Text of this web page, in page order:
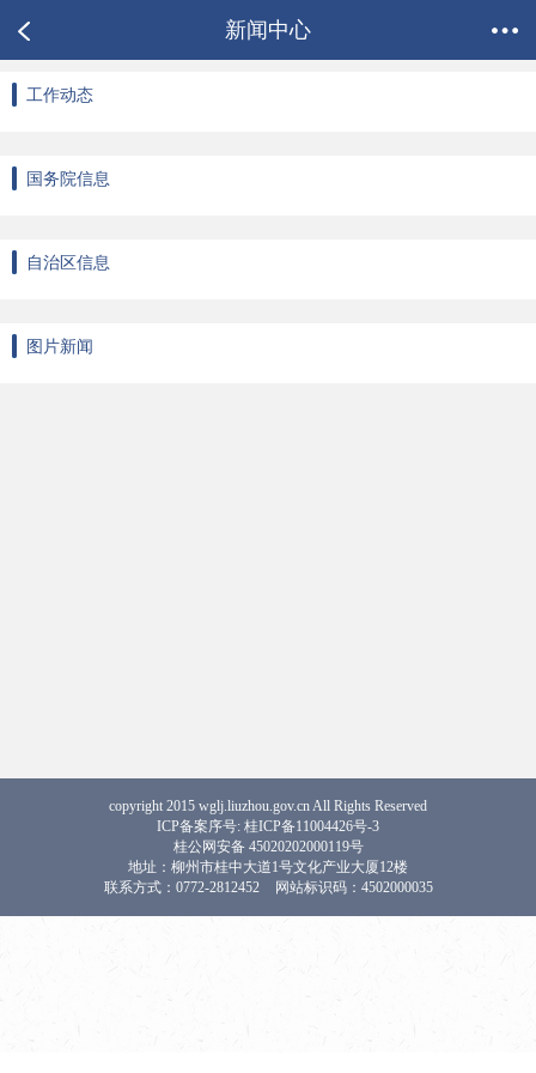
新闻中心
工作动态
国务院信息
自治区信息
图片新闻
copyright 2015 wglj.liuzhou.gov.cn All Rights Reserved
ICP备案序号: 桂ICP备11004426号-3
桂公网安备 45020202000119号
地址：柳州市桂中大道1号文化产业大厦12楼
联系方式：0772-2812452
网站标识码：4502000035